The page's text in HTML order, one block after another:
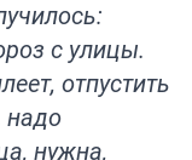
с улицы.
отпустить
надо
нужна,